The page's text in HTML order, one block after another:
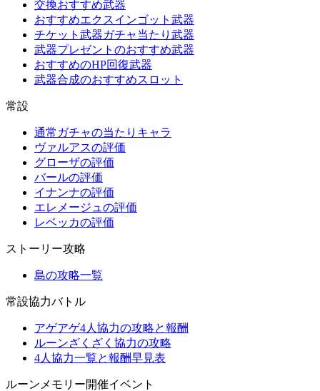
交換おすすめ武器
おすすめエクスインゴット武器
チケット武器ガチャ当たり武器
武器プレゼントのおすすめ武器
おすすめのHP回復武器
武器合成のおすすめスロット
常設
通常ガチャの当たりキャラ
ヴァルアスの評価
グローザの評価
バールの評価
イナンナの評価
エレメージュの評価
レベッカの評価
ストーリー攻略
島の攻略一覧
常設協力バトル
アゲアゲ4人協力の攻略と報酬
ルーンざくざく協力の攻略
4人協力一覧と報酬早見表
ルーンメモリー開催イベント